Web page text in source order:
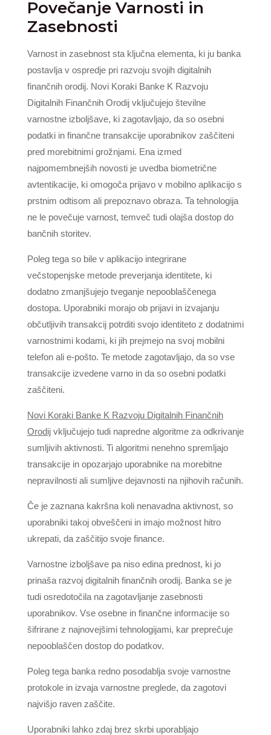
Povečanje Varnosti in
Zasebnosti
Varnost in zasebnost sta ključna elementa, ki ju banka
postavlja v ospredje pri razvoju svojih digitalnih
finančnih orodij. Novi Koraki Banke K Razvoju
Digitalnih Finančnih Orodij vključujejo številne
varnostne izboljšave, ki zagotavljajo, da so osebni
podatki in finančne transakcije uporabnikov zaščiteni
pred morebitnimi grožnjami. Ena izmed
najpomembnejših novosti je uvedba biometrične
avtentikacije, ki omogoča prijavo v mobilno aplikacijo s
prstnim odtisom ali prepoznavo obraza. Ta tehnologija
ne le povečuje varnost, temveč tudi olajša dostop do
bančnih storitev.
Poleg tega so bile v aplikacijo integrirane
večstopenjske metode preverjanja identitete, ki
dodatno zmanjšujejo tveganje nepooblaščenega
dostopa. Uporabniki morajo ob prijavi in izvajanju
občutljivih transakcij potrditi svojo identiteto z dodatnimi
varnostnimi kodami, ki jih prejmejo na svoj mobilni
telefon ali e-pošto. Te metode zagotavljajo, da so vse
transakcije izvedene varno in da so osebni podatki
zaščiteni.
Novi Koraki Banke K Razvoju Digitalnih Finančnih
Orodijvključujejo tudi napredne algoritme za odkrivanje
sumljivih aktivnosti. Ti algoritmi nenehno spremljajo
transakcije in opozarjajo uporabnike na morebitne
nepravilnosti ali sumljive dejavnosti na njihovih računih.
Če je zaznana kakršna koli nenavadna aktivnost, so
uporabniki takoj obveščeni in imajo možnost hitro
ukrepati, da zaščitijo svoje finance.
Varnostne izboljšave pa niso edina prednost, ki jo
prinaša razvoj digitalnih finančnih orodij. Banka se je
tudi osredotočila na zagotavljanje zasebnosti
uporabnikov. Vse osebne in finančne informacije so
šifrirane z najnovejšimi tehnologijami, kar preprečuje
nepooblaščen dostop do podatkov.
Poleg tega banka redno posodablja svoje varnostne
protokole in izvaja varnostne preglede, da zagotovi
najvišjo raven zaščite.
Uporabniki lahko zdaj brez skrbi uporabljajo